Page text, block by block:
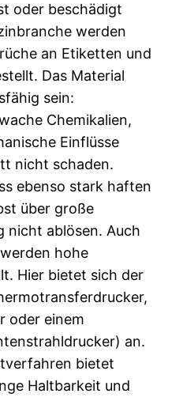
oder beschädigt
werden
an Etiketten und
Das Material
sein:
Chemikalien,
Einflüsse
nicht schaden.
ebenso stark haften
über große
nicht ablösen. Auch
hohe
Hier bietet sich der
oder einem
an.
bietet
Haltbarkeit und